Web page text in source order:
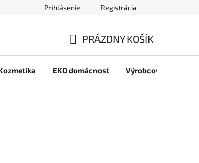
Prihlásenie Registrácia
KOŠÍK
PRÁZDNY KOŠÍK
EKO domácnosť Výrobcovia